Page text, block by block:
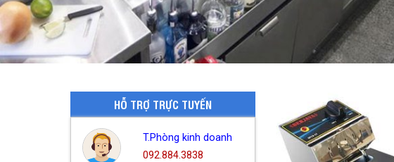
HỖ TRỢ TRỰC TUYẾN
T.Phòng kinh doanh
092.884.3838